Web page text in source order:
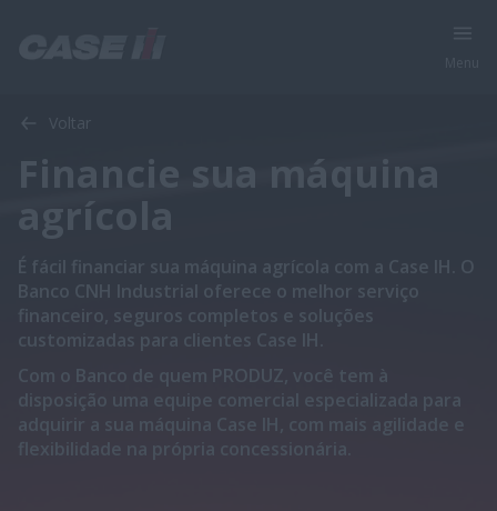
Voltar
Financie sua máquina
agrícola
É fácil financiar sua máquina agrícola com a Case IH. O
Banco CNH Industrial oferece o melhor serviço
financeiro, seguros completos e soluções
customizadas para clientes Case IH.
Com o Banco de quem PRODUZ, você tem à
disposição uma equipe comercial especializada para